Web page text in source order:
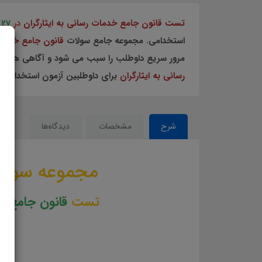
تست قانون جامع خدمات رسانی به ایثارگران در27
استخدامی. مجموعه جامع سولات قانون جامع
مرور سریع داوطلب را سبب می شود و آگاهی های
رسانی به ایثارگران برای داوطلبین آزمون استخدامی
شرح مشخصات دیدگاه‌ها
مجموعه
تستقانون جامع